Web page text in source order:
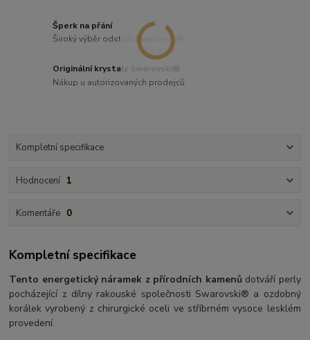
Šperk na přání
Široký výběr odstínů Swarovski®
Originální krystaly Swarovski®
Nákup u autorizovaných prodejců
Kompletní specifikace
Hodnocení 1
Komentáře 0
Kompletní specifikace
Tento energetický náramek z přírodních kamenů dotváří perly
pocházející z dílny rakouské společnosti Swarovski® a ozdobný
korálek vyrobený z chirurgické oceli ve stříbrném vysoce lesklém
provedení.